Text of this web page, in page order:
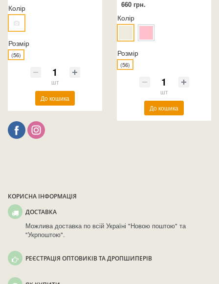
Колір
Розмір
(56)
шт
До кошика
660 грн.
Колір
Розмір
(56)
шт
До кошика
КОРИСНА ІНФОРМАЦІЯ
ДОСТАВКА
Можлива доставка по всій Україні "Новою поштою" та
"Укрпоштою".
РЕЄСТРАЦІЯ ОПТОВИКІВ ТА ДРОПШИПЕРІВ